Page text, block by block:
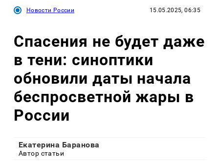
Новости России 15.05.2025, 06:35
Спасения не будет даже
в тени: синоптики
обновили даты начала
беспросветной жары в
России
Екатерина Баранова
Автор статьи